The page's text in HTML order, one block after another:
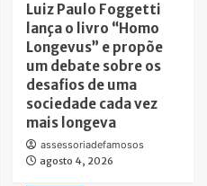
Luiz Paulo Foggetti
lança o livro “Homo
Longevus” e propõe
um debate sobre os
desafios de uma
sociedade cada vez
mais longeva
assessoriadefamosos
agosto 4, 2026